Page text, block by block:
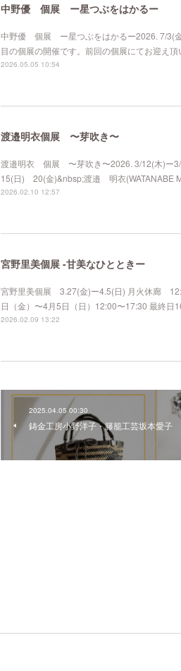
中野優 個展 ー星つぶをはかるー
中野優 個展 ー星つぶをはかるー2026. 7/3(
目の個展の開催です。前回の個展にてお迎え
2026.05.05 10:54
渡邉明衣個展 〜芽吹き〜
渡邉明衣 個展 〜芽吹き〜2026. 3/12(木)
15(日) 20(金)&nbsp;渡邉 明衣(WATANABE
2026.02.10 12:57
宮野里美個展 -甘美なひとときー
宮野里美個展 3.27(金)ー4.5(日) 月火休廊
日（金）〜4月5日（日）12:00〜17:30 最終
2026.02.09 13:22
2025.04.05 00:30
鋳金工房小野洋子・籐籠工芸坂本愛子